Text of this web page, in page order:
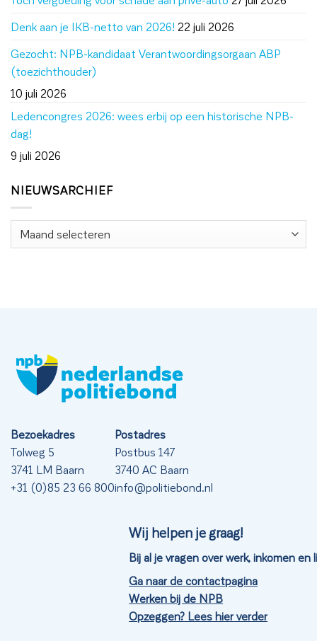
Denk aan je IKB-netto van 2026! 22 juli 2026
Gezocht: NPB-kandidaat Verantwoordingsorgaan ABP
(toezichthouder)
10 juli 2026
Ledencongres 2026: wees erbij op een historische NPB-
dag!
9 juli 2026
NIEUWSARCHIEF
Nieuwsarchief
Bezoekadres
Tolweg 5
3741 LM Baarn
+31 (0)85 23 66 800
Postadres
Postbus 147
3740 AC Baarn
info@politiebond.nl
Wij helpen je graag!
Bij al je vragen over werk, inkomen en
Ga naar de contactpagina
Werken bij de NPB
Opzeggen? Lees hier verder